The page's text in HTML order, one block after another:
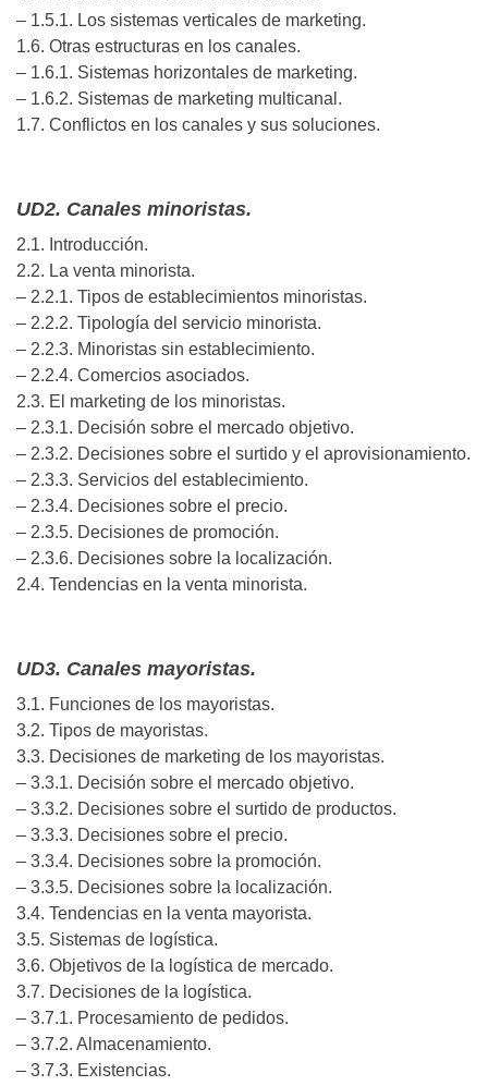
– 1.5.1. Los sistemas verticales de marketing.
1.6. Otras estructuras en los canales.
– 1.6.1. Sistemas horizontales de marketing.
– 1.6.2. Sistemas de marketing multicanal.
1.7. Conflictos en los canales y sus soluciones.
UD2. Canales minoristas.
2.1. Introducción.
2.2. La venta minorista.
– 2.2.1. Tipos de establecimientos minoristas.
– 2.2.2. Tipología del servicio minorista.
– 2.2.3. Minoristas sin establecimiento.
– 2.2.4. Comercios asociados.
2.3. El marketing de los minoristas.
– 2.3.1. Decisión sobre el mercado objetivo.
– 2.3.2. Decisiones sobre el surtido y el aprovisionamiento.
– 2.3.3. Servicios del establecimiento.
– 2.3.4. Decisiones sobre el precio.
– 2.3.5. Decisiones de promoción.
– 2.3.6. Decisiones sobre la localización.
2.4. Tendencias en la venta minorista.
UD3. Canales mayoristas.
3.1. Funciones de los mayoristas.
3.2. Tipos de mayoristas.
3.3. Decisiones de marketing de los mayoristas.
– 3.3.1. Decisión sobre el mercado objetivo.
– 3.3.2. Decisiones sobre el surtido de productos.
– 3.3.3. Decisiones sobre el precio.
– 3.3.4. Decisiones sobre la promoción.
– 3.3.5. Decisiones sobre la localización.
3.4. Tendencias en la venta mayorista.
3.5. Sistemas de logística.
3.6. Objetivos de la logística de mercado.
3.7. Decisiones de la logística.
– 3.7.1. Procesamiento de pedidos.
– 3.7.2. Almacenamiento.
– 3.7.3. Existencias.